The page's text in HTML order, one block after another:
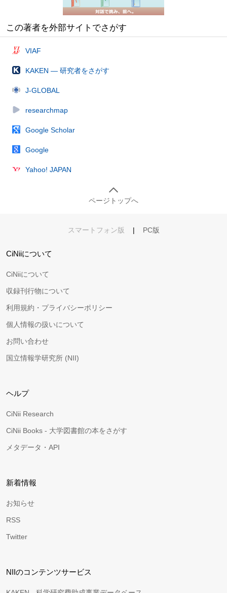
この著者を外部サイトでさがす
VIAF
KAKEN — 研究者をさがす
J-GLOBAL
researchmap
Google Scholar
Google
Yahoo! JAPAN
ページトップへ
スマートフォン版 | PC版
CiNiiについて
CiNiiについて
収録刊行物について
利用規約・プライバシーポリシー
個人情報の扱いについて
お問い合わせ
国立情報学研究所 (NII)
ヘルプ
CiNii Research
CiNii Books - 大学図書館の本をさがす
メタデータ・API
新着情報
お知らせ
RSS
Twitter
NIIのコンテンツサービス